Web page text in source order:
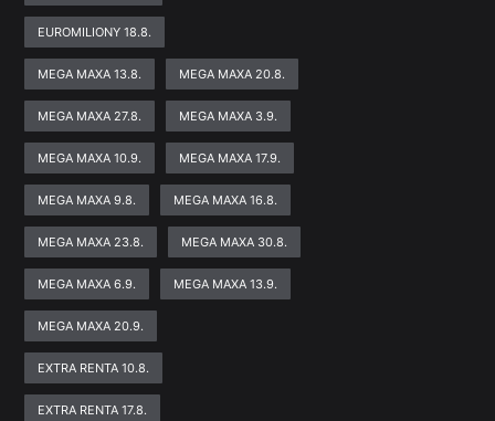
EUROMILIONY 18.8.
MEGA MAXA 13.8. MEGA MAXA 20.8.
MEGA MAXA 27.8. MEGA MAXA 3.9.
MEGA MAXA 10.9. MEGA MAXA 17.9.
MEGA MAXA 9.8. MEGA MAXA 16.8.
MEGA MAXA 23.8. MEGA MAXA 30.8.
MEGA MAXA 6.9. MEGA MAXA 13.9.
MEGA MAXA 20.9.
EXTRA RENTA 10.8.
EXTRA RENTA 17.8.